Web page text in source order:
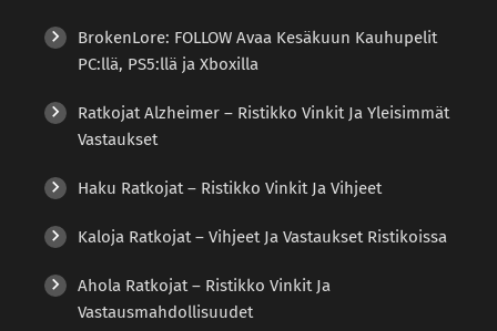
BrokenLore: FOLLOW Avaa Kesäkuun Kauhupelit
PC:llä, PS5:llä ja Xboxilla
Ratkojat Alzheimer – Ristikko Vinkit Ja Yleisimmät
Vastaukset
Haku Ratkojat – Ristikko Vinkit Ja Vihjeet
Kaloja Ratkojat – Vihjeet Ja Vastaukset Ristikoissa
Ahola Ratkojat – Ristikko Vinkit Ja
Vastausmahdollisuudet